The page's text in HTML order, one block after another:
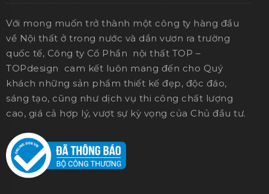
Với mong muốn trở thành một công ty hàng đầu
về Nội thất ở trong nước và dần vươn ra trường
quốc tế, Công ty Cổ Phần nội thất TOP –
TOPdesign cam kết luôn mang đến cho Quý
khách những sản phẩm thiết kế đẹp, độc đáo,
sáng tạo, cũng như dịch vụ thi công chất lượng
cao, giá cả hợp lý, vượt sự kỳ vọng của Chủ đầu tư.